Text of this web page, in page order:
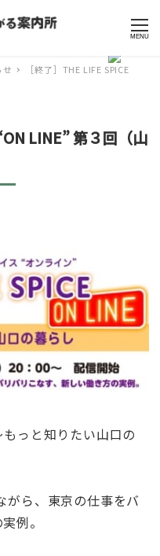
MENU
［終了］THE LIFE SPICE
LINE” 第３回（山
っと知りたい山口の
がら、東京の仕事をバ
例。